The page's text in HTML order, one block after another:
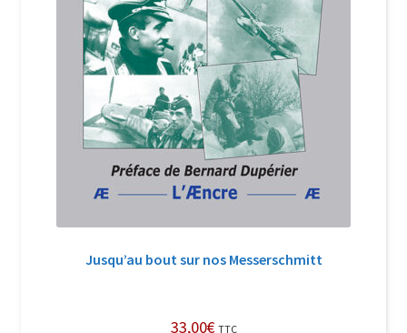
Jusqu’au bout sur nos Messerschmitt
33,00€ TTC